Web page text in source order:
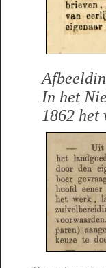
In het
1862 het